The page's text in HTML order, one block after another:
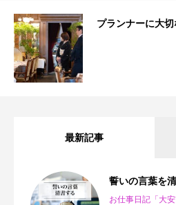
プランナーに大切
最新記事
誓いの言葉を
お仕事日記「大